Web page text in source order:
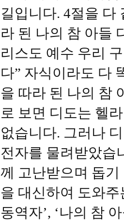
길입니다. 4절을 다
라 된 나의 참 아들
리스도 예수 우리
다” 자식이라도 다
을 따라 된 나의 참
로 보면 디도는 헬
없습니다. 그러나
전자를 물려받았습
께 고난받으며 돕
을 대신하여 도와
동역자’, ‘나의 참